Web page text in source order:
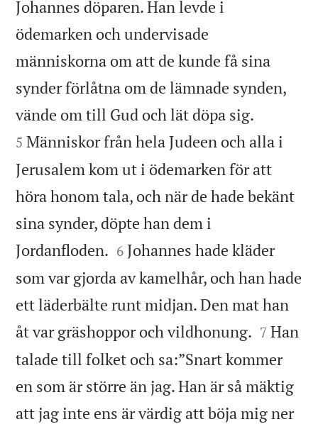
Johannes döparen. Han levde i
ödemarken och undervisade
människorna om att de kunde få sina
synder förlåtna om de lämnade synden,
vände om till Gud och lät döpa sig.
5 Människor från hela Judeen och alla i
Jerusalem kom ut i ödemarken för att
höra honom tala, och när de hade bekänt
sina synder, döpte han dem i
Jordanfloden. 

6 Johannes hade kläder
som var gjorda av kamelhår, och han hade
ett läderbälte runt midjan. Den mat han
åt var gräshoppor och vildhonung. 

7 Han
talade till folket och sa:”Snart kommer
en som är större än jag. Han är så mäktig
att jag inte ens är värdig att böja mig ner